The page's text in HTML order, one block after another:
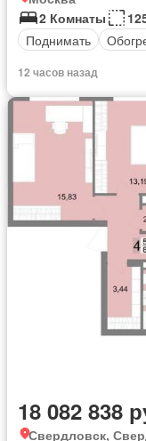
2 Комнаты
Поднимать
12 часов назад
18 082 838
Свердловск,